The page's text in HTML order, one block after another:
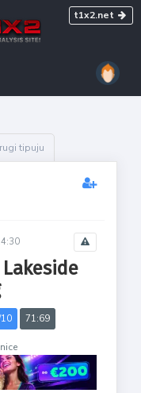
t1x2.net
tipuju
71:69